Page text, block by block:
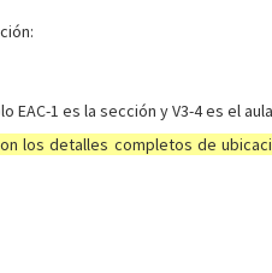
EAC-1 es la sección y V3-4 es el
los detalles completos de